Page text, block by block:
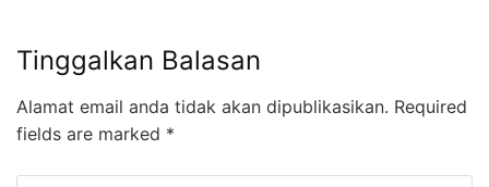
Tinggalkan Balasan
Alamat email anda tidak akan dipublikasikan. Required
fields are marked *